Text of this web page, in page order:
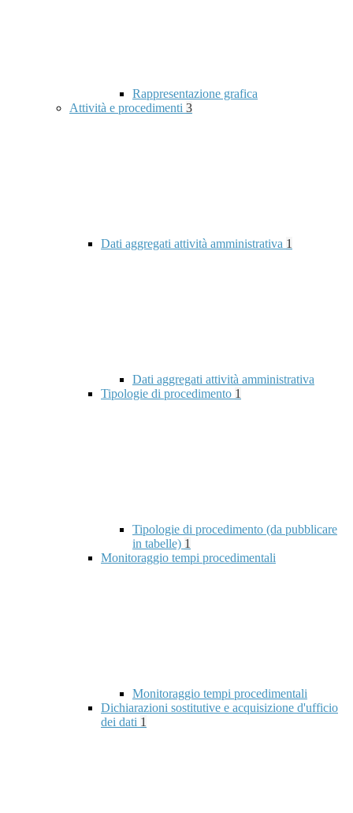
Rappresentazione grafica
Attività e procedimenti 3
Dati aggregati attività amministrativa 1
Dati aggregati attività amministrativa
Tipologie di procedimento 1
Tipologie di procedimento (da pubblicare
in tabelle) 1
Monitoraggio tempi procedimentali
Monitoraggio tempi procedimentali
Dichiarazioni sostitutive e acquisizione d'ufficio
dei dati 1